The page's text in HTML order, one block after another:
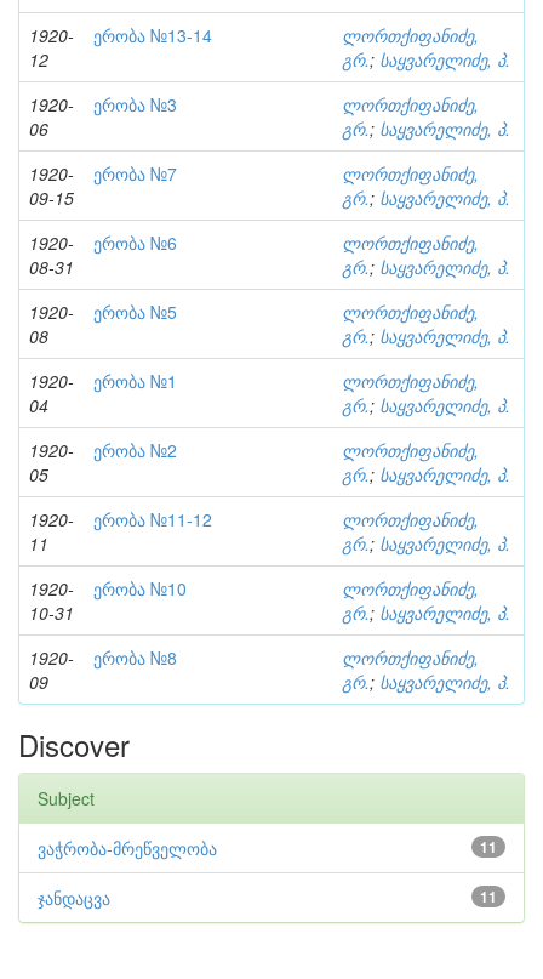
1920-
12
ერობა №13-14
ლორთქიფანიძე,
გრ.; საყვარელიძე, პ.
1920-
06
ერობა №3
ლორთქიფანიძე,
გრ.; საყვარელიძე, პ.
1920-
09-15
ერობა №7
ლორთქიფანიძე,
გრ.; საყვარელიძე, პ.
1920-
08-31
ერობა №6
ლორთქიფანიძე,
გრ.; საყვარელიძე, პ.
1920-
08
ერობა №5
ლორთქიფანიძე,
გრ.; საყვარელიძე, პ.
1920-
04
ერობა №1
ლორთქიფანიძე,
გრ.; საყვარელიძე, პ.
1920-
05
ერობა №2
ლორთქიფანიძე,
გრ.; საყვარელიძე, პ.
1920-
11
ერობა №11-12
ლორთქიფანიძე,
გრ.; საყვარელიძე, პ.
1920-
10-31
ერობა №10
ლორთქიფანიძე,
გრ.; საყვარელიძე, პ.
1920-
09
ერობა №8
ლორთქიფანიძე,
გრ.; საყვარელიძე, პ.
Discover
Subject
11
ვაჭრობა-მრეწველობა
11
ჯანდაცვა